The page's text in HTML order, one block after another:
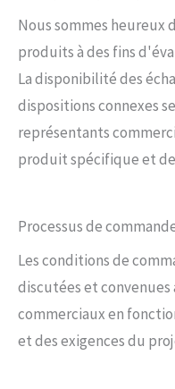
Nous sommes heureux
produits à des fins
La disponibilité des
dispositions connexes
représentants
produit spécifique et
Processus de
Les conditions de
discutées et convenues
commerciaux en
et des exigences du